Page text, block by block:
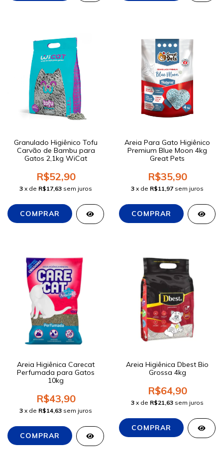
Granulado Higiênico Tofu
Carvão de Bambu para
Gatos 2,1kg WiCat
R$52,90
3 x de R$17,63 sem juros
Areia Para Gato Higiênico
Premium Blue Moon 4kg
Great Pets
R$35,90
3 x de R$11,97 sem juros
Areia Higiênica Carecat
Perfumada para Gatos
10kg
R$43,90
3 x de R$14,63 sem juros
Areia Higiênica Dbest Bio
Grossa 4kg
R$64,90
3 x de R$21,63 sem juros